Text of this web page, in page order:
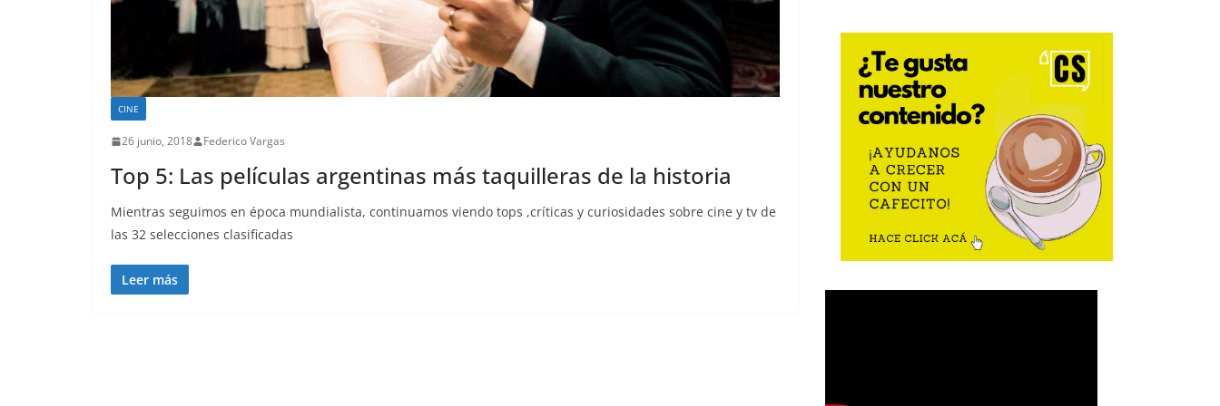
CINE
26 junio, 2018 Federico Vargas
Top 5: Las películas argentinas más taquilleras de la historia
Mientras seguimos en época mundialista, continuamos viendo tops ,críticas y curiosidades sobre cine y tv de
las 32 selecciones clasificadas
Leer más